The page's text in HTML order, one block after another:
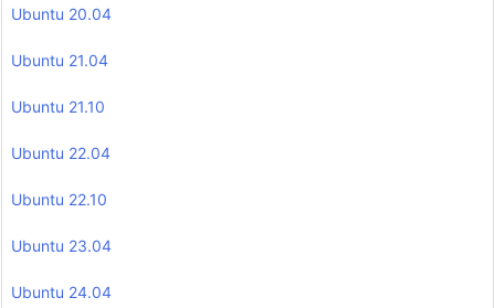
Ubuntu 20.04
Ubuntu 21.04
Ubuntu 21.10
Ubuntu 22.04
Ubuntu 22.10
Ubuntu 23.04
Ubuntu 24.04